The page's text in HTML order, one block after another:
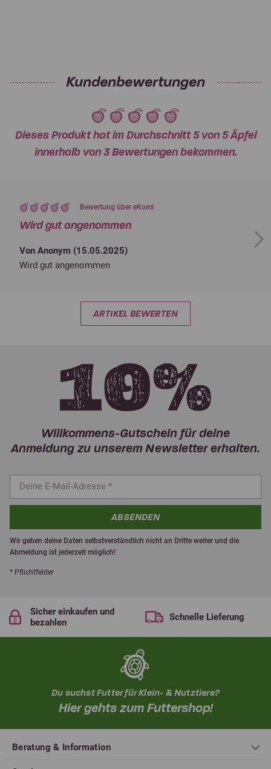
Kundenbewertungen
Dieses Produkt hat im Durchschnitt 5 von 5 Äpfel
innerhalb von 3 Bewertungen bekommen.
Bewertung über eKomi
Wird gut angenommen
Von Anonym (15.05.2025)
Wird gut angenommen
Next
ARTIKEL BEWERTEN
Willkommens-Gutschein für deine
Anmeldung zu unserem Newsletter erhalten.
ABSENDEN
Wir geben deine Daten selbstverständlich nicht an Dritte weiter und die
Abmeldung ist jederzeit möglich!
* Pflichtfelder
Sicher einkaufen und
bezahlen
Schnelle Lieferung
Du suchst Futter für Klein- & Nutztiere?
Hier gehts zum Futtershop!
Beratung & Information